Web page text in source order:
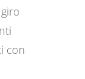
con